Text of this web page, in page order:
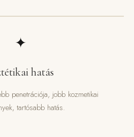
✦
hatás
penetrációja, jobb kozmetikai
tartósabb hatás.